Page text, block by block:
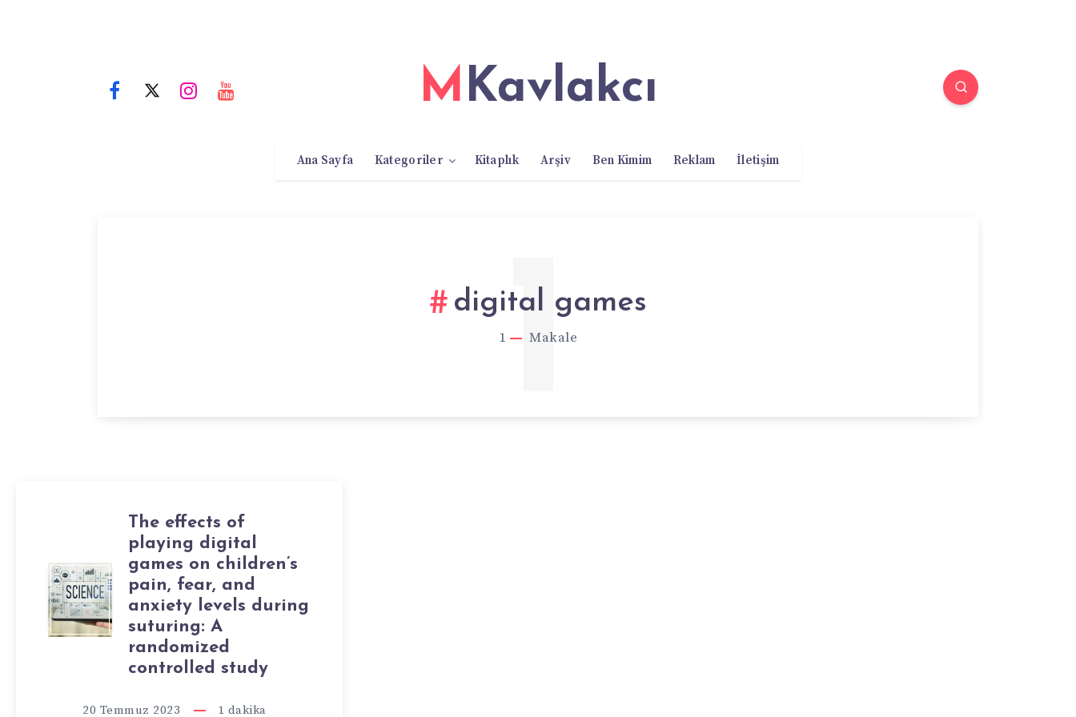
MKavlakcı
Ana Sayfa Kategoriler Kitaplık Arşiv Ben Kimim Reklam İletişim
digital games
1 Makale
1
THE
EFFECTS
PLAYING
The effects of
playing digital
games on children’s
pain, fear, and
anxiety levels during
suturing: A
randomized
controlled study
20 Temmuz 2023 1 dakika